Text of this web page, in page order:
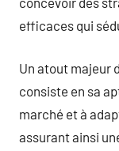
efficaces qui
Un atout majeur
consiste en sa
marché et à
assurant ainsi